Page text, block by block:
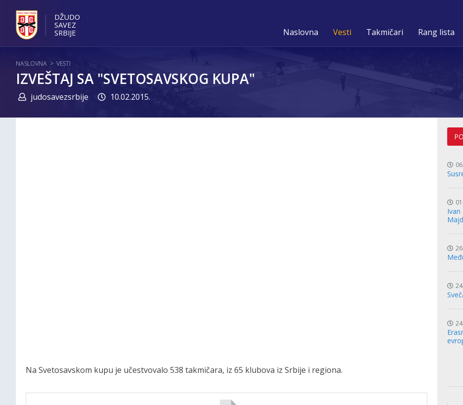
DŽUDO
SAVEZ
SRBIJE
Naslovna Vesti Takmičari Rang lista
NASLOVNA > VESTI
IZVEŠTAJ SA "SVETOSAVSKOG KUPA"
judosavezsrbije 10.02.2015.
Na Svetosavskom kupu je učestvovalo 538 takmičara, iz 65 klubova iz Srbije i regiona.